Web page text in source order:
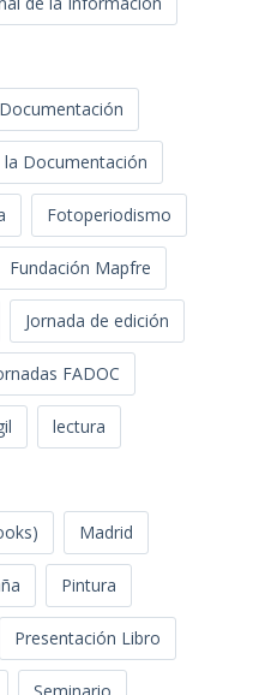
la Documentación
Fotoperiodismo
Fundación Mapfre
Jornada de edición
FADOC
lectura
Madrid
Pintura
Presentación Libro